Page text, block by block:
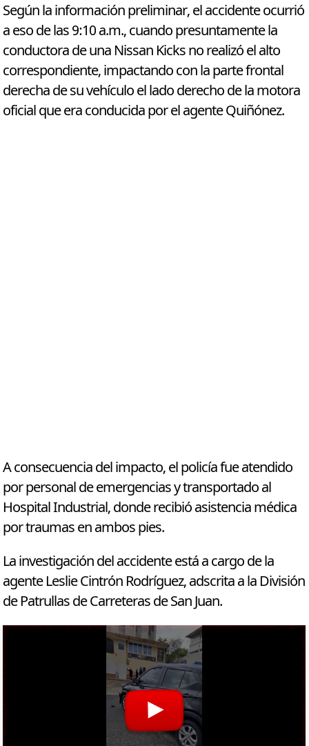
Según la información preliminar, el accidente ocurrió
a eso de las 9:10 a.m., cuando presuntamente la
conductora de una Nissan Kicks no realizó el alto
correspondiente, impactando con la parte frontal
derecha de su vehículo el lado derecho de la motora
oficial que era conducida por el agente Quiñónez.
A consecuencia del impacto, el policía fue atendido
por personal de emergencias y transportado al
Hospital Industrial, donde recibió asistencia médica
por traumas en ambos pies.
La investigación del accidente está a cargo de la
agente Leslie Cintrón Rodríguez, adscrita a la División
de Patrullas de Carreteras de San Juan.